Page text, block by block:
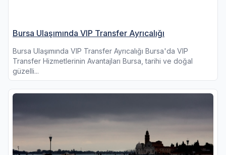
Bursa Ulaşımında VIP Transfer Ayrıcalığı
Bursa Ulaşımında VIP Transfer Ayrıcalığı Bursa'da VIP
Transfer Hizmetlerinin Avantajları Bursa, tarihi ve doğal
güzelli...